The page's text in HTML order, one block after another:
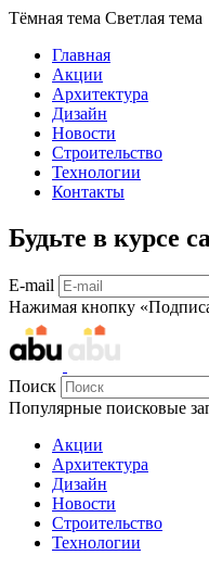
Тёмная тема Светлая тема
Главная
Акции
Архитектура
Дизайн
Новости
Строительство
Технологии
Контакты
Будьте в курсе
E-mail
Нажимая кнопку
Поиск
Популярные поисковые
Акции
Архитектура
Дизайн
Новости
Строительство
Технологии